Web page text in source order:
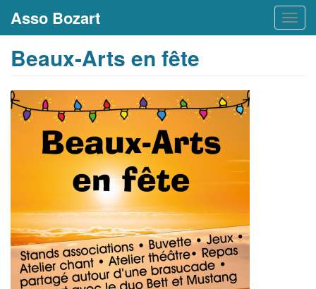
Aller
au
principal
Asso Bozart
Beaux-Arts en fête